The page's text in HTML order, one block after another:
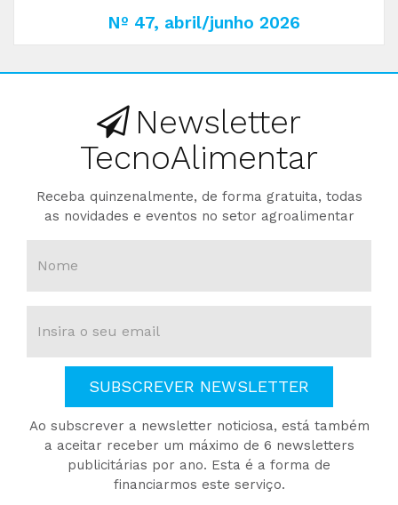
Nº 47, abril/junho 2026
Newsletter
TecnoAlimentar
Receba quinzenalmente, de forma gratuita, todas
as novidades e eventos no setor agroalimentar
SUBSCREVER NEWSLETTER
Ao subscrever a newsletter noticiosa, está também
a aceitar receber um máximo de 6 newsletters
publicitárias por ano. Esta é a forma de
financiarmos este serviço.